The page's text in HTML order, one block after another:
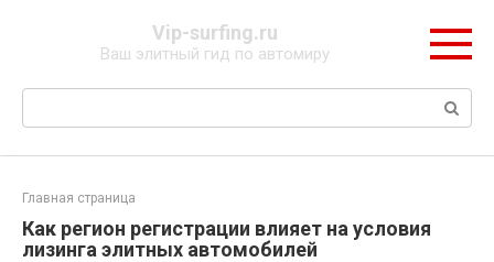
Vip-surfing.ru
Ваш элитный гид по автомиру
Поиск:
Главная страница
Как регион регистрации влияет на условия
лизинга элитных автомобилей